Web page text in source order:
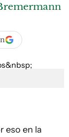
eso en la